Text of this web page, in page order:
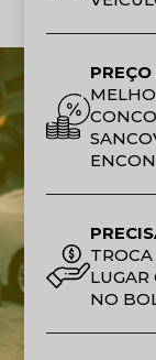
PREÇO
NO